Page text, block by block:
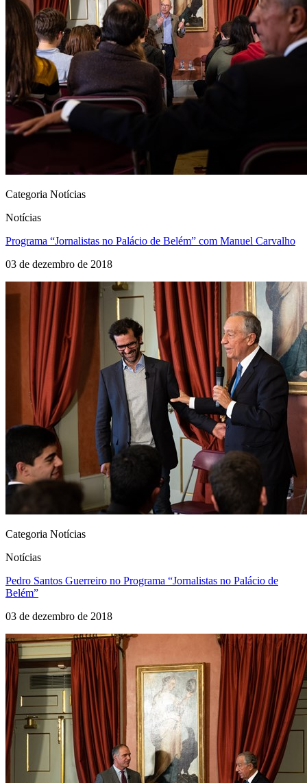
Categoria Notícias
Notícias
Programa “Jornalistas no Palácio de Belém” com Manuel Carvalho
03 de dezembro de 2018
Categoria Notícias
Notícias
Pedro Santos Guerreiro no Programa “Jornalistas no Palácio de
Belém”
03 de dezembro de 2018